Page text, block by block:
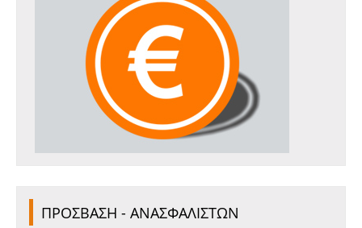
ΠΡΟΣΒΑΣΗ - ΑΝΑΣΦΑΛΙΣΤΩΝ